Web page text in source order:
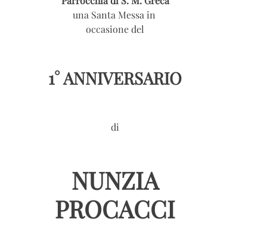
una Santa Messa in
occasione del
1° ANNIVERSARIO
di
NUNZIA
PROCACCI